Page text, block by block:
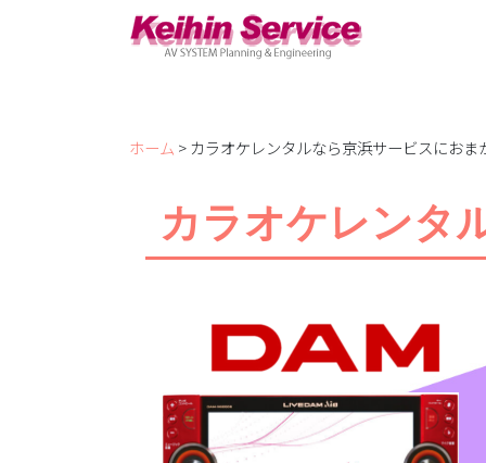
ホーム > カラオケレンタルなら京浜サービスにおま
カラオケレンタ